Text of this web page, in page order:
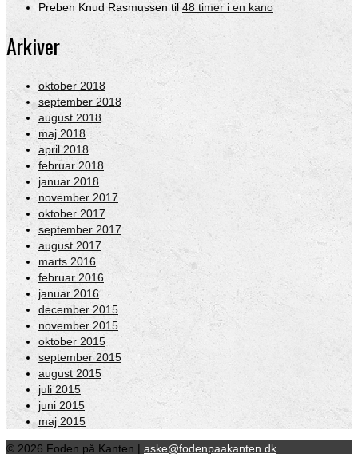
Preben Knud Rasmussentil48 timer i en kano
Arkiver
oktober 2018
september 2018
august 2018
maj 2018
april 2018
februar 2018
januar 2018
november 2017
oktober 2017
september 2017
august 2017
marts 2016
februar 2016
januar 2016
december 2015
november 2015
oktober 2015
september 2015
august 2015
juli 2015
juni 2015
maj 2015
© 2026 Foden på Kanten | aske@fodenpaakanten.dk